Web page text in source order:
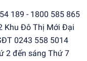
189 - 1800 585 865
Khu Đô Thị Mới Đại
0243 558 5014
2 đến sáng Thứ 7